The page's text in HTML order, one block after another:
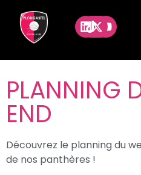
PLANNING
END
Découvrez le planning du
de nos panthères !